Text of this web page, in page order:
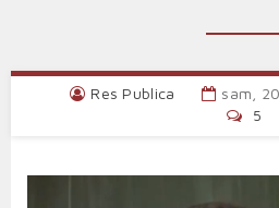
Res Publica
sam,
5